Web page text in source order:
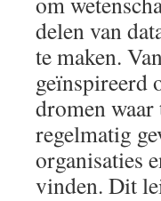
delen van
te maken.
geïnspireerd
dromen
regelmatig
organisaties
vinden. Dit